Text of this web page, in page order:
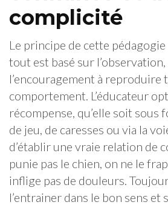
complicité
Le principe de cette pédagogie
tout est basé sur l’observation,
l’encouragement à reproduire
comportement. L’éducateur
récompense, qu’elle soit sous
de jeu, de caresses ou via la
d’établir une vraie relation de
punie pas le chien, on ne le
inflige pas de douleurs.
l’entrainer dans le bon sens et